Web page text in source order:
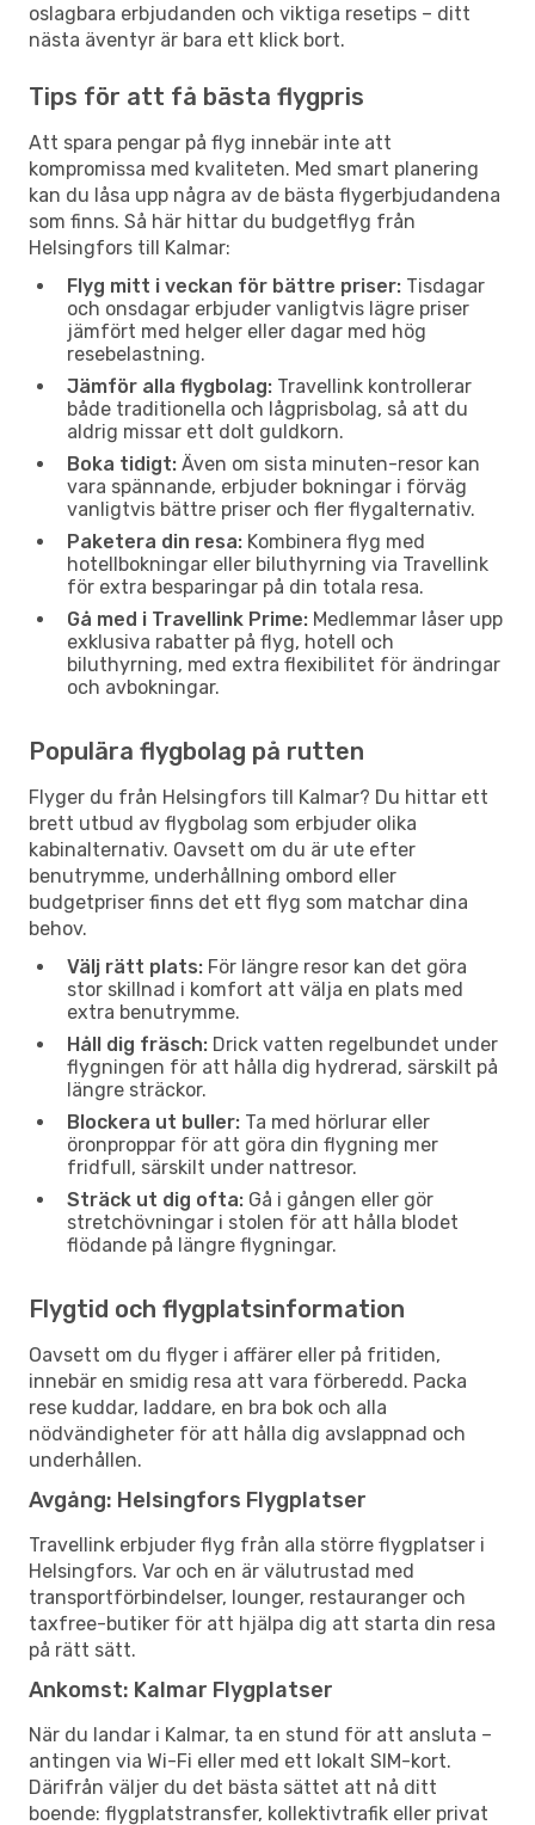
oslagbara erbjudanden och viktiga resetips – ditt
nästa äventyr är bara ett klick bort.
Tips för att få bästa flygpris
Att spara pengar på flyg innebär inte att
kompromissa med kvaliteten. Med smart planering
kan du låsa upp några av de bästa flygerbjudandena
som finns. Så här hittar du budgetflyg från
Helsingfors till Kalmar:
Flyg mitt i veckan för bättre priser: Tisdagar
och onsdagar erbjuder vanligtvis lägre priser
jämfört med helger eller dagar med hög
resebelastning.
Jämför alla flygbolag: Travellink kontrollerar
både traditionella och lågprisbolag, så att du
aldrig missar ett dolt guldkorn.
Boka tidigt: Även om sista minuten-resor kan
vara spännande, erbjuder bokningar i förväg
vanligtvis bättre priser och fler flygalternativ.
Paketera din resa: Kombinera flyg med
hotellbokningar eller biluthyrning via Travellink
för extra besparingar på din totala resa.
Gå med i Travellink Prime: Medlemmar låser upp
exklusiva rabatter på flyg, hotell och
biluthyrning, med extra flexibilitet för ändringar
och avbokningar.
Populära flygbolag på rutten
Flyger du från Helsingfors till Kalmar? Du hittar ett
brett utbud av flygbolag som erbjuder olika
kabinalternativ. Oavsett om du är ute efter
benutrymme, underhållning ombord eller
budgetpriser finns det ett flyg som matchar dina
behov.
Välj rätt plats: För längre resor kan det göra
stor skillnad i komfort att välja en plats med
extra benutrymme.
Håll dig fräsch: Drick vatten regelbundet under
flygningen för att hålla dig hydrerad, särskilt på
längre sträckor.
Blockera ut buller: Ta med hörlurar eller
öronproppar för att göra din flygning mer
fridfull, särskilt under nattresor.
Sträck ut dig ofta: Gå i gången eller gör
stretchövningar i stolen för att hålla blodet
flödande på längre flygningar.
Flygtid och flygplatsinformation
Oavsett om du flyger i affärer eller på fritiden,
innebär en smidig resa att vara förberedd. Packa
rese kuddar, laddare, en bra bok och alla
nödvändigheter för att hålla dig avslappnad och
underhållen.
Avgång: Helsingfors Flygplatser
Travellink erbjuder flyg från alla större flygplatser i
Helsingfors. Var och en är välutrustad med
transportförbindelser, lounger, restauranger och
taxfree-butiker för att hjälpa dig att starta din resa
på rätt sätt.
Ankomst: Kalmar Flygplatser
När du landar i Kalmar, ta en stund för att ansluta –
antingen via Wi-Fi eller med ett lokalt SIM-kort.
Därifrån väljer du det bästa sättet att nå ditt
boende: flygplatstransfer, kollektivtrafik eller privat